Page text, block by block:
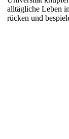
alltägliche Leben
rücken und